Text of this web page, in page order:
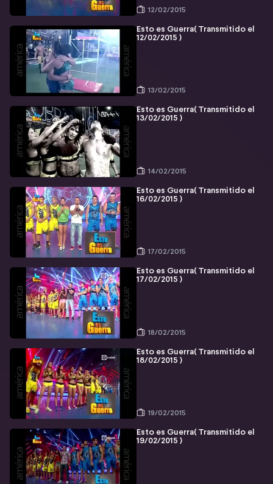
12/02/2015
Esto es Guerra( Transmitido el
12/02/2015 )
13/02/2015
Esto es Guerra( Transmitido el
13/02/2015 )
14/02/2015
Esto es Guerra( Transmitido el
16/02/2015 )
17/02/2015
Esto es Guerra( Transmitido el
17/02/2015 )
18/02/2015
Esto es Guerra( Transmitido el
18/02/2015 )
19/02/2015
Esto es Guerra( Transmitido el
19/02/2015 )